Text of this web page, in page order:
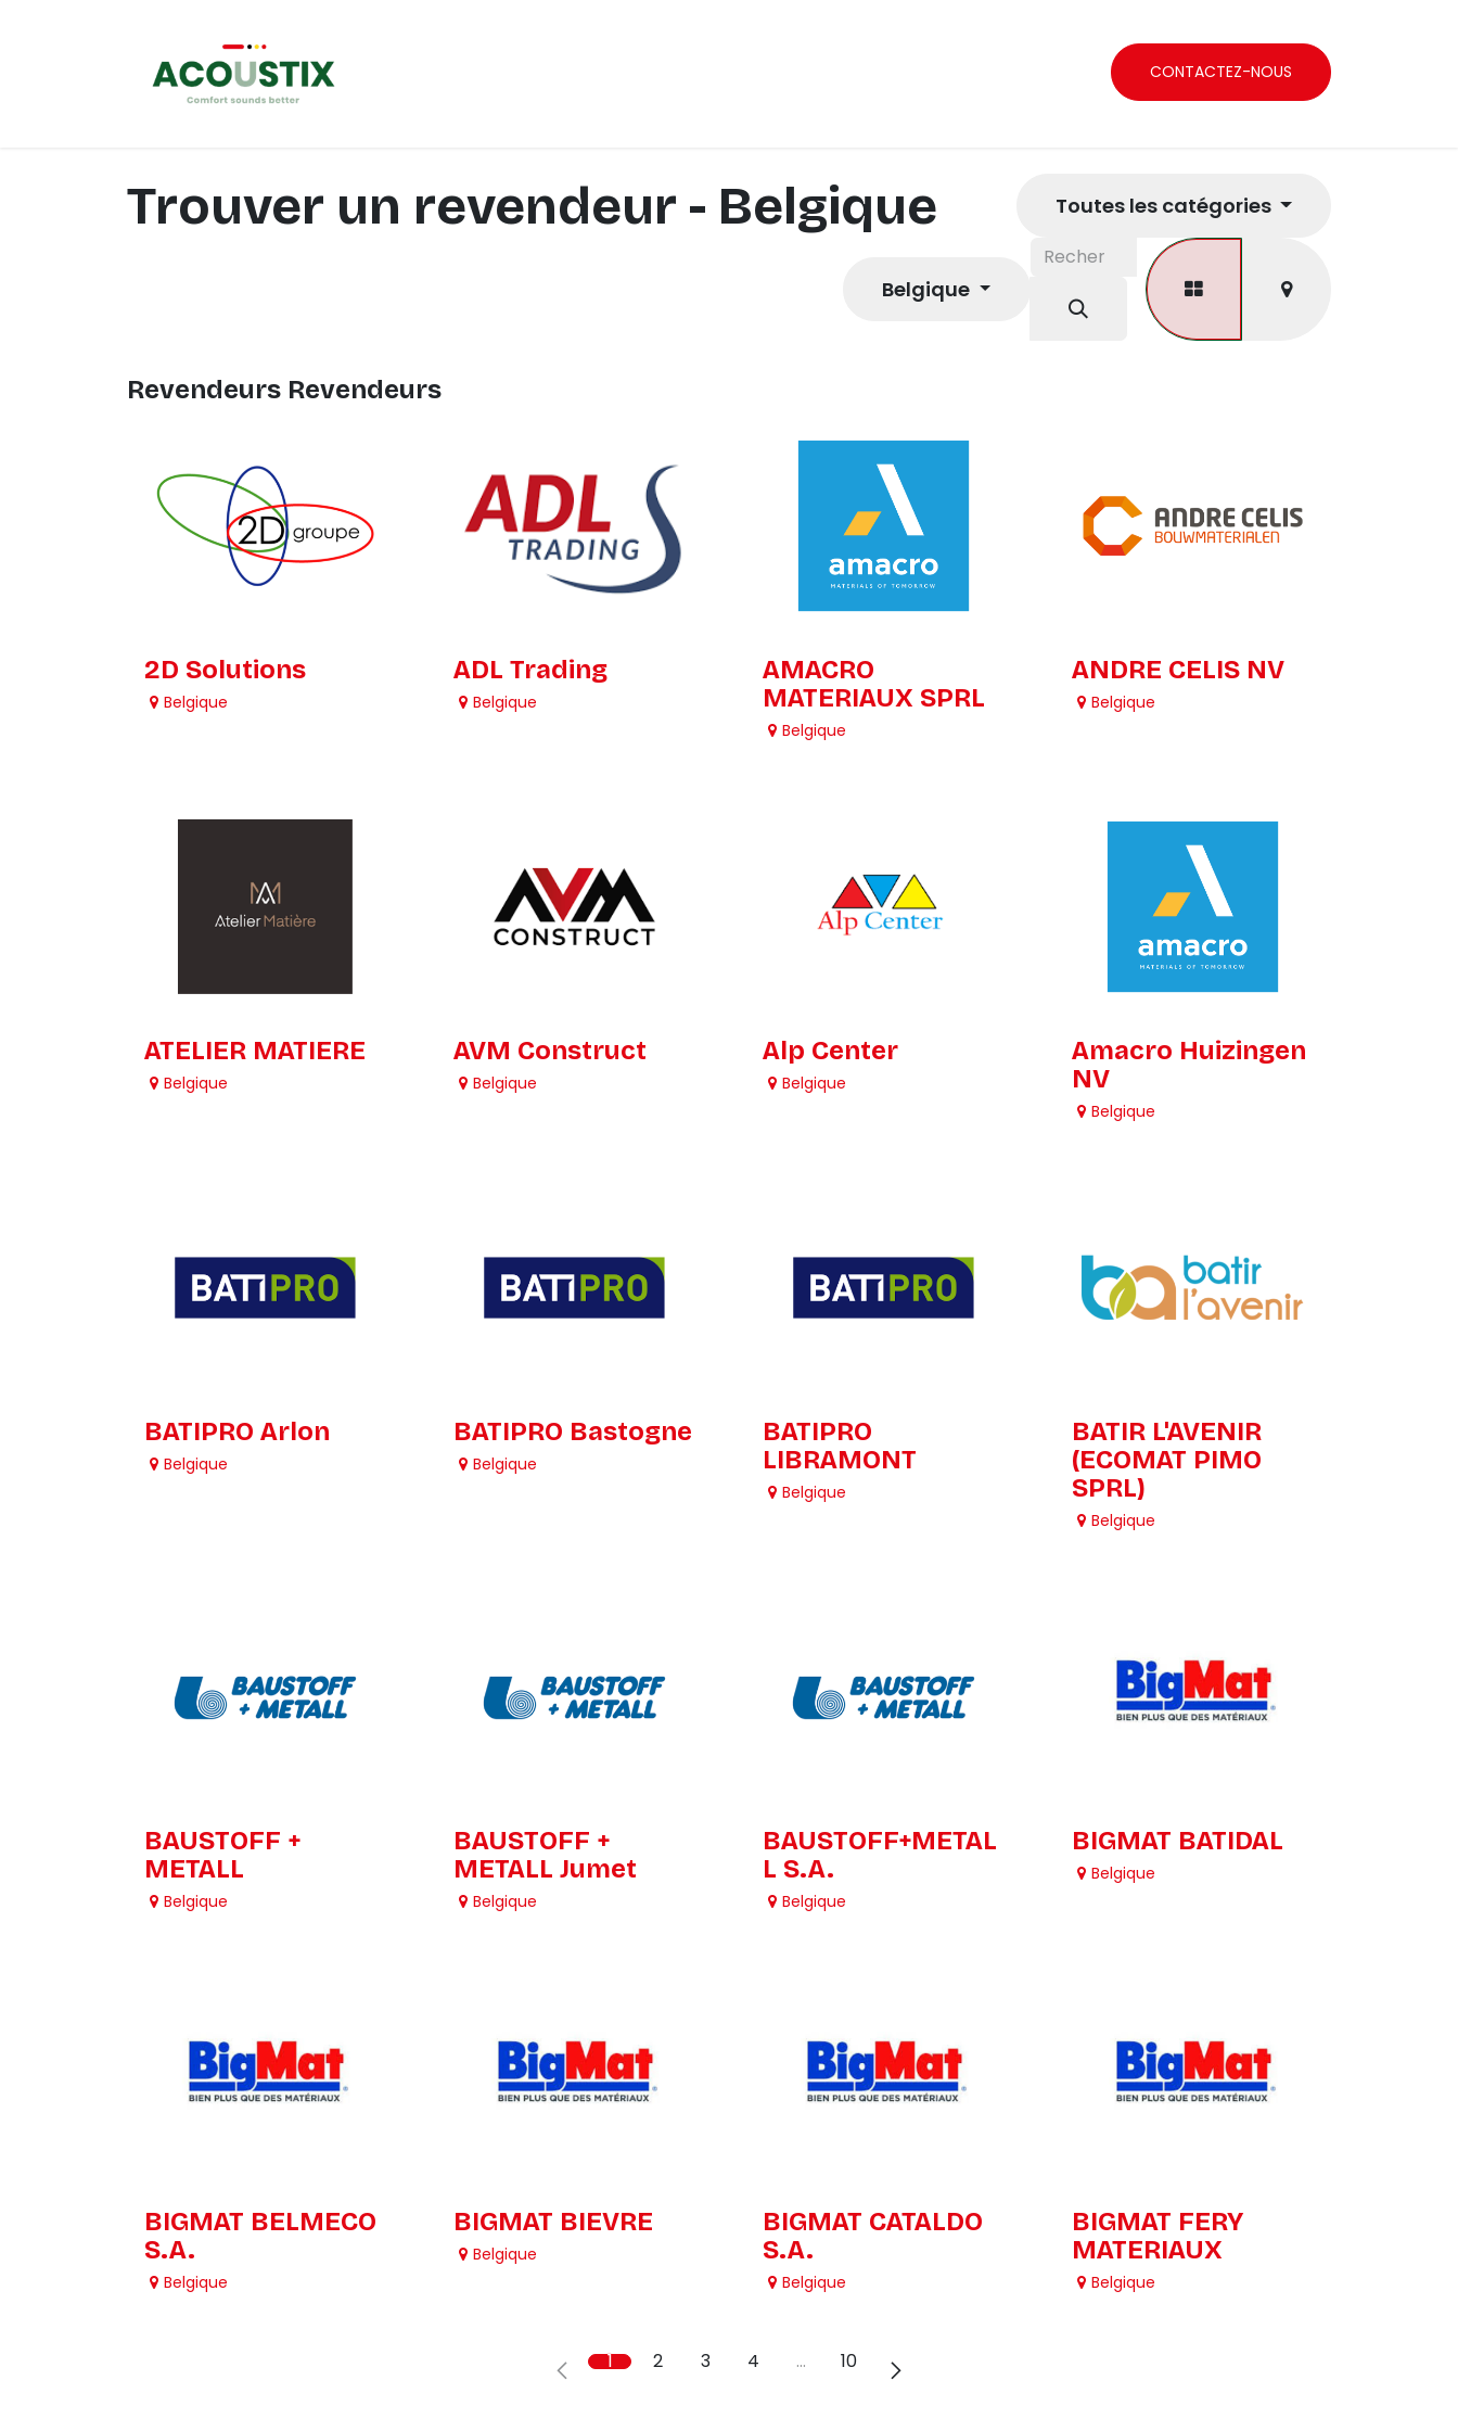
CONTACTEZ-NOUS
Trouver un revendeur - Belgique Toutes les catégories
Belgique
Revendeurs Revendeurs
2D Solutions
Belgique
ADL Trading
Belgique
AMACRO
MATERIAUX SPRL
Belgique
ANDRE CELIS NV
Belgique
ATELIER MATIERE
Belgique
AVM Construct
Belgique
Alp Center
Belgique
Amacro Huizingen
NV
Belgique
BATIPRO Arlon
Belgique
BATIPRO Bastogne
Belgique
BATIPRO
LIBRAMONT
Belgique
BATIR L'AVENIR
(ECOMAT PIMO
SPRL)
Belgique
BAUSTOFF +
METALL
Belgique
BAUSTOFF +
METALL Jumet
Belgique
BAUSTOFF+METAL
L S.A.
Belgique
BIGMAT BATIDAL
Belgique
BIGMAT BELMECO
S.A.
Belgique
BIGMAT BIEVRE
Belgique
BIGMAT CATALDO
S.A.
Belgique
BIGMAT FERY
MATERIAUX
Belgique
1 2 3 4 … 10